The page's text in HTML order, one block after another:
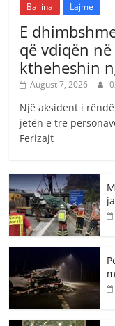
Ballina Lajme
E
që vdiqën
ktheheshin
August 7, 2026
Një aksident i
jetën e tre
Ferizajt